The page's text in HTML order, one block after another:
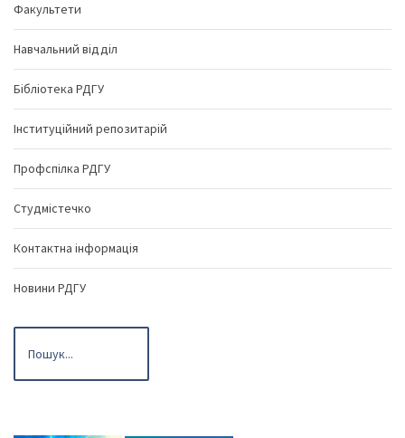
Факультети
Навчальний відділ
Бібліотека РДГУ
Інституційний репозитарій
Профспілка РДГУ
Студмістечко
Контактна інформація
Новини РДГУ